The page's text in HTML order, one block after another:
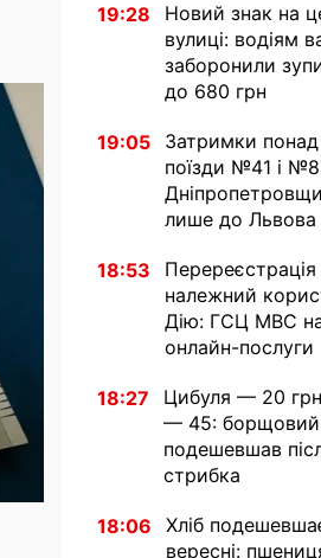
19:28
Новий знак на
вулиці: водіям
заборонили
до 680 грн
19:05
Затримки
поїзди №41 і
лише до Львова
18:53
належний
Дію: ГСЦ МВС
онлайн-послуги
18:27
Цибуля — 20
— 45: борщовий
подешевшав
стрибка
18:06
Хліб
вересні: